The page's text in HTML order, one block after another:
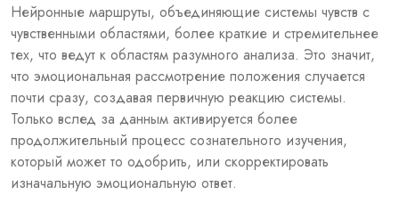
Нейронные маршруты, объединяющие системы чувств с
чувственными областями, более краткие и стремительнее
тех, что ведут к областям разумного анализа. Это значит,
что эмоциональная рассмотрение положения случается
почти сразу, создавая первичную реакцию системы.
Только вслед за данным активируется более
продолжительный процесс сознательного изучения,
который может то одобрить, или скорректировать
изначальную эмоциональную ответ.